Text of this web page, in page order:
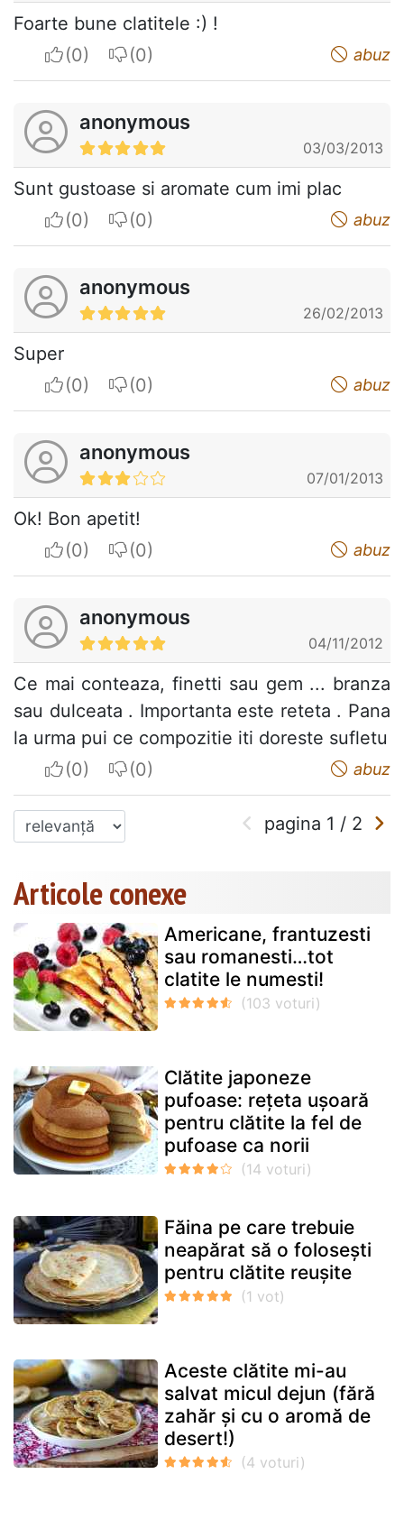
Foarte bune clatitele :) !
I apreciateI do not appreciate abuz
anonymous
03/03/2013
Sunt gustoase si aromate cum imi plac
I apreciateI do not appreciate abuz
anonymous
26/02/2013
Super
I apreciateI do not appreciate abuz
anonymous
07/01/2013
Ok! Bon apetit!
I apreciateI do not appreciate abuz
anonymous
04/11/2012
Ce mai conteaza, finetti sau gem ... branza
sau dulceata . Importanta este reteta . Pana
la urma pui ce compozitie iti doreste sufletu
I apreciateI do not appreciate abuz
pagina 1 / 2
Articole conexe
Americane, frantuzesti
sau romanesti…tot
clatite le numesti!
Clătite japoneze
pufoase: rețeta ușoară
pentru clătite la fel de
pufoase ca norii
Făina pe care trebuie
neapărat să o folosești
pentru clătite reușite
Aceste clătite mi-au
salvat micul dejun (fără
zahăr și cu o aromă de
desert!)